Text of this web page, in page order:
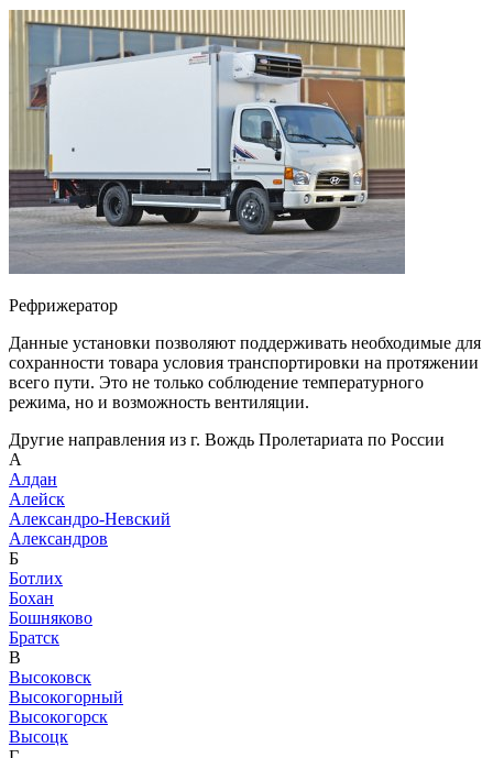
Рефрижератор
Данные установки позволяют поддерживать необходимые для
сохранности товара условия транспортировки на протяжении
всего пути. Это не только соблюдение температурного
режима, но и возможность вентиляции.
Другие направления из г. Вождь Пролетариата по России
А
Алдан
Алейск
Александро-Невский
Александров
Б
Ботлих
Бохан
Бошняково
Братск
В
Высоковск
Высокогорный
Высокогорск
Высоцк